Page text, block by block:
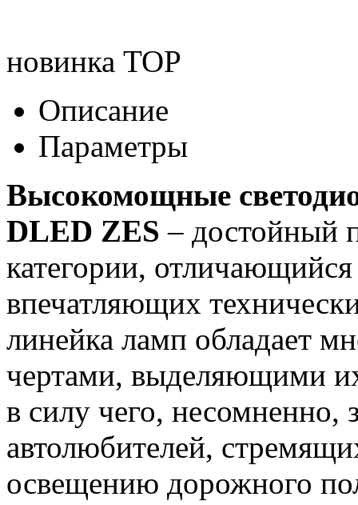
новинка TOP
Описание
Параметры
Высокомощные
DLED ZES – достойный
категории,
впечатляющих
линейка ламп обладает
чертами, выделяющими
в силу чего, несомненно,
автолюбителей,
освещению дорожного